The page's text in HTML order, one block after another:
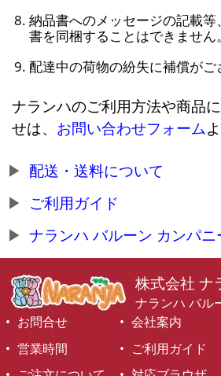
納品書へのメッセージの記載
書を同梱することはできません。
配達中の荷物の紛失に補償がご
ナランハのご利用方法や商品
せは、 お問い合わせフォーム
配送・送料について
ご利用ガイド
ナランハ バルーン カンパ
株式会社 ナ
ナランハ バル
お問合せ
会社案内
営業時間
ご利用ガイド